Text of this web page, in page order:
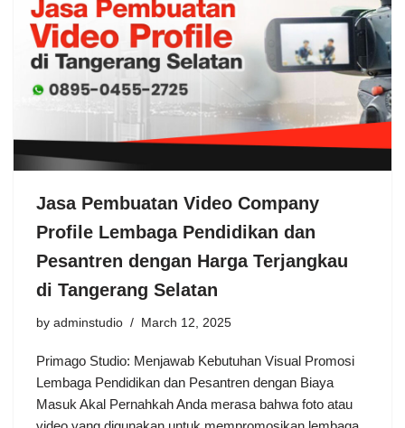
Jasa Pembuatan Video Company
Profile Lembaga Pendidikan dan
Pesantren dengan Harga Terjangkau
di Tangerang Selatan
by adminstudio March 12, 2025
Primago Studio: Menjawab Kebutuhan Visual Promosi
Lembaga Pendidikan dan Pesantren dengan Biaya
Masuk Akal Pernahkah Anda merasa bahwa foto atau